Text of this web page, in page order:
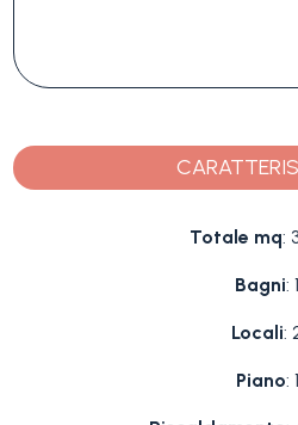
Totale mq:
Bagni: 1
Locali:
Piano: 1